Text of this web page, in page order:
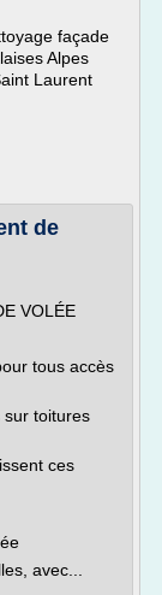
façade
Alpes
Laurent
de
VOLÉE
tous accès
sur toitures
ces
avec...